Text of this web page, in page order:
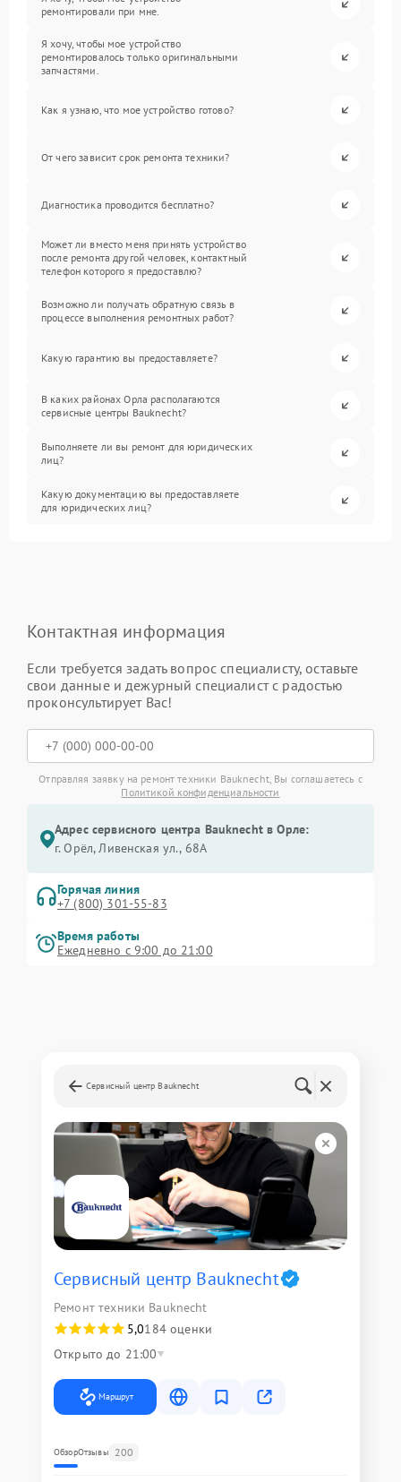
ремонтировали при мне.
Я хочу, чтобы мое устройство
ремонтировалось только оригинальными
запчастями.
Как я узнаю, что мое устройство готово?
От чего зависит срок ремонта техники?
Диагностика проводится бесплатно?
Может ли вместо меня принять устройство
после ремонта другой человек, контактный
телефон которого я предоставлю?
Возможно ли получать обратную связь в
процессе выполнения ремонтных работ?
Какую гарантию вы предоставляете?
В каких районах Орла располагаются
сервисные центры Bauknecht?
Выполняете ли вы ремонт для юридических
лиц?
Какую документацию вы предоставляете
для юридических лиц?
Контактная информация
Если требуется задать вопрос специалисту, оставьте
свои данные и дежурный специалист с радостью
проконсультирует Вас!
Отправляя заявку на ремонт техники Bauknecht, Вы соглашаетесь с
Политикой конфиденциальности
Адрес сервисного центра Bauknecht в Орле:
г. Орёл, Ливенская ул., 68А
Горячая линия
+7 (800) 301-55-83
Время работы
Ежедневно с 9:00 до 21:00
Сервисный центр Bauknecht
Сервисный центр Bauknecht
Ремонт техники Bauknecht
5,0184 оценки
Открыто до 21:00
Маршрут
ОбзорОтзывы 200